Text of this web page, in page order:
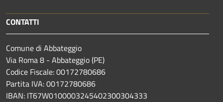
CONTATTI
Comune di Abbateggio
Via Roma 8 - Abbateggio (PE)
Codice Fiscale: 00172780686
Partita IVA: 00172780686
IBAN: IT67W0100003245402300304333